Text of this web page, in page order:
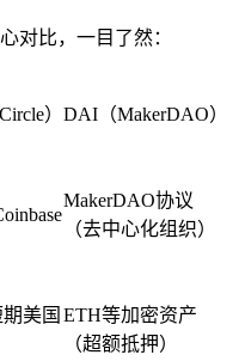
对比，一目了然：
Circle） DAI （MakerDAO）
MakerDAO协议
（去中心化组织）
美国 ETH等加密资产
（超额抵押）